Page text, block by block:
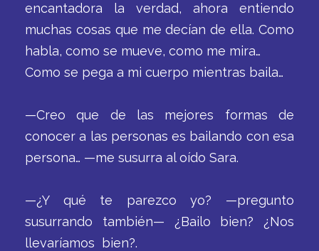
encantadora la verdad, ahora entiendo
muchas cosas que me decían de ella. Como
habla, como se mueve, como me mira…
Como se pega a mi cuerpo mientras baila…
—Creo que de las mejores formas de
conocer a las personas es bailando con esa
persona… —me susurra al oído Sara.
—¿Y qué te parezco yo? —pregunto
susurrando también— ¿Bailo bien? ¿Nos
llevaríamos bien?.